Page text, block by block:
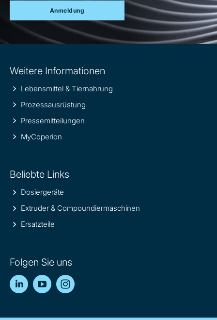
Anmeldung
information
Weitere Informationen
Lebensmittel & Tiernahrung
Prozessausrüstung
Pressemitteilungen
MyCoperion
Beliebte Links
Dosiergeräte
Extruder & Compoundiermaschinen
Ersatzteile
Folgen Sie uns
LinkedInYouTube